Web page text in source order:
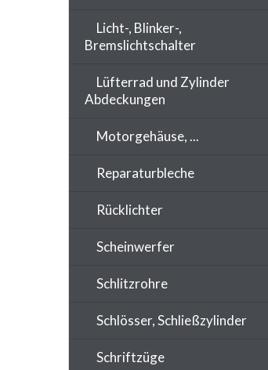
Licht-, Blinker-,
Bremslichtschalter
Lüfterrad und Zylinder
Abdeckungen
Motorgehäuse, ...
Reparaturbleche
Rücklichter
Scheinwerfer
Schlitzrohre
Schlösser, Schließzylinder
Schriftzüge